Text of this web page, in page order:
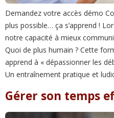
Demandez votre accès démo
plus possible… ça s’apprend !
notre capacité à mieux
Quoi de plus humain ? Cette
apprend à « dépassionner les
Un entraînement pratique et
Gérer son temps